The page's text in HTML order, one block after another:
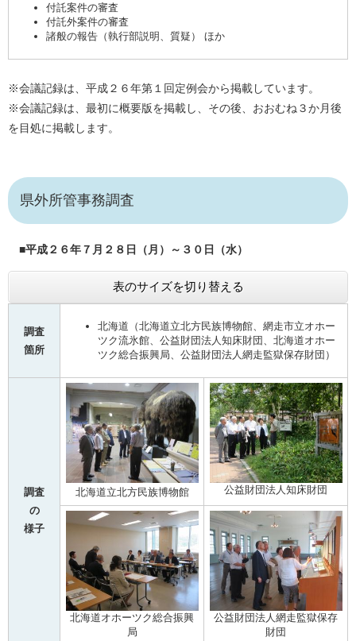
付託案件の審査
付託外案件の審査
諸般の報告（執行部説明、質疑） ほか
※会議記録は、平成２６年第１回定例会から掲載しています。
※会議記録は、最初に概要版を掲載し、その後、おおむね３か月後
を目処に掲載します。
県外所管事務調査
■平成２６年７月２８日（月）～３０日（水）
表のサイズを切り替える
調査
箇所
北海道（北海道立北方民族博物館、網走市立オホー
ツク流氷館、公益財団法人知床財団、北海道オホー
ツク総合振興局、公益財団法人網走監獄保存財団）
調査
の
様子
北海道立北方民族博物館 公益財団法人知床財団
北海道オホーツク総合振興
局
公益財団法人網走監獄保存
財団